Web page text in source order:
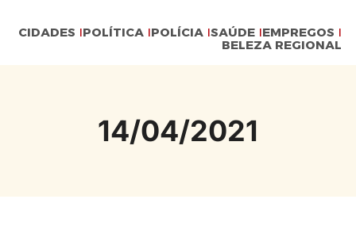
CIDADES POLÍTICA POLÍCIA SAÚDE EMPREGOS
BELEZA REGIONAL
14/04/2021